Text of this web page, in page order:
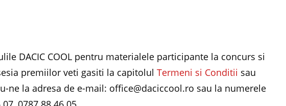
DACIC COOL pentru materialele participante la concurs si
premiilor veti gasiti la capitolulTermeni si Conditii sau
ne la adresa de e-mail: office@daciccool.ro sau la numerele